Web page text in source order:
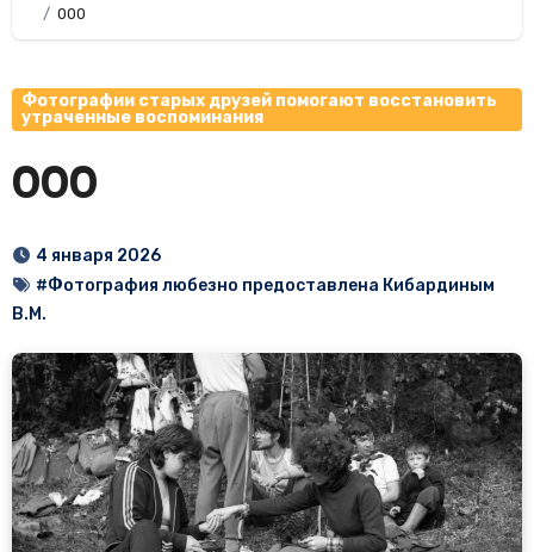
000
Фотографии старых друзей помогают восстановить
утраченные воспоминания
000
4 января 2026
#Фотография любезно предоставлена Кибардиным
В.М.